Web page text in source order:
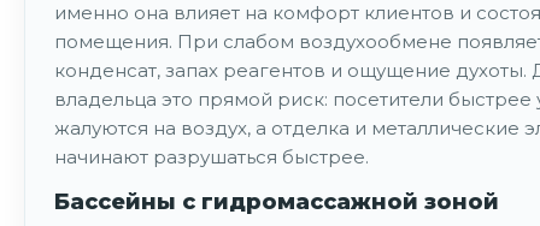
именно она влияет на комфорт клиентов и
помещения. При слабом воздухообмене
конденсат, запах реагентов и ощущение духоты.
владельца это прямой риск: посетители быстрее
жалуются на воздух, а отделка и металлические
начинают разрушаться быстрее.
Бассейны с гидромассажной зоной